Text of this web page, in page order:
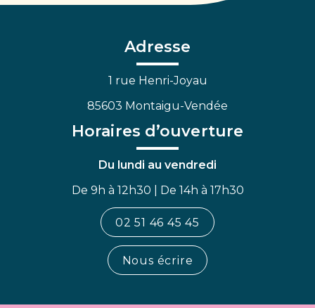
FacebookLinkedin
Adresse
1 rue Henri-Joyau
85603 Montaigu-Vendée
Horaires d’ouverture
Du lundi au vendredi
De 9h à 12h30 | De 14h à 17h30
02 51 46 45 45
Nous écrire